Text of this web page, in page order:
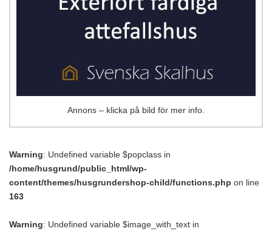
Annons – klicka på bild för mer info.
Warning: Undefined variable $popclass in
/home/husgrund/public_html/wp-
content/themes/husgrundershop-child/functions.php on line
163
Warning: Undefined variable $image_with_text in